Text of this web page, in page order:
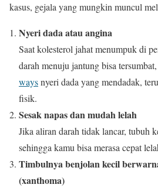
kasus, gejala yang mungkin muncul
Nyeri dada atau angina
Saat kolesterol jahat menumpuk di
darah menuju jantung bisa
waysnyeri dada yang mendadak,
fisik.
Sesak napas dan mudah lelah
Jika aliran darah tidak lancar, tubuh
sehingga kamu bisa merasa cepat
Timbulnya benjolan kecil
(xanthoma)